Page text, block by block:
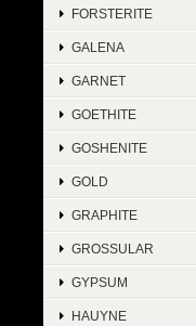
FORSTERITE
GALENA
GARNET
GOETHITE
GOSHENITE
GOLD
GRAPHITE
GROSSULAR
GYPSUM
HAUYNE